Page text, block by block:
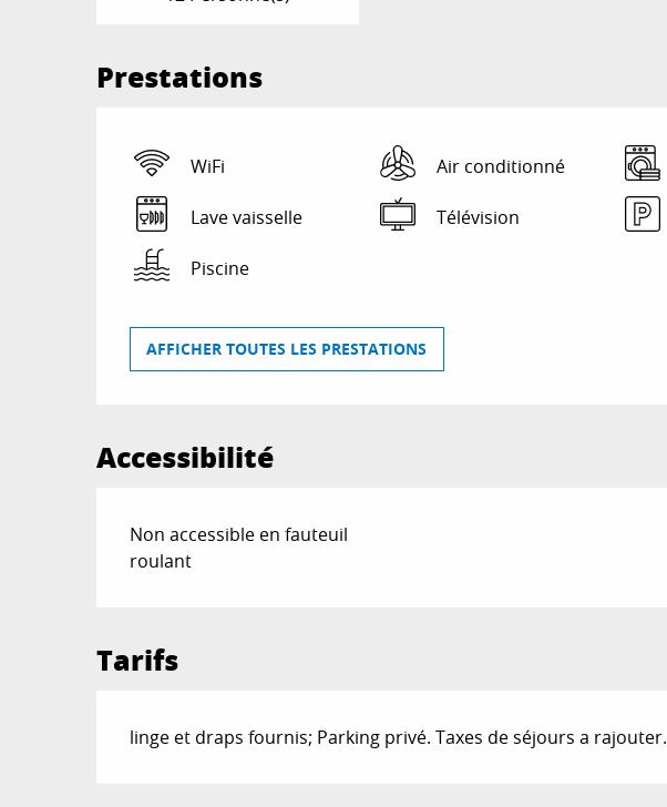
Prestations
WiFi Air conditionné
Lave vaisselle Télévision
Piscine
AFFICHER TOUTES LES PRESTATIONS
Accessibilité
Non accessible en fauteuil
roulant
Tarifs
linge et draps fournis; Parking privé. Taxes de séjours a rajouter.